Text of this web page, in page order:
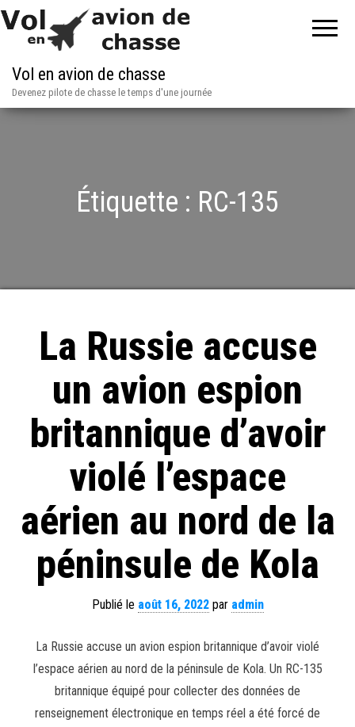
Vol en avion de chasse
Devenez pilote de chasse le temps d'une journée
Étiquette : RC-135
La Russie accuse
un avion espion
britannique d’avoir
violé l’espace
aérien au nord de la
péninsule de Kola
Publié le août 16, 2022par admin
La Russie accuse un avion espion britannique d’avoir violé
l’espace aérien au nord de la péninsule de Kola. Un RC-135
britannique équipé pour collecter des données de
renseignement électronique en temps réel a été forcé de